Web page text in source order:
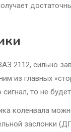
2112, сильно
из главных
сигнал, то не
коленвала
заслонки